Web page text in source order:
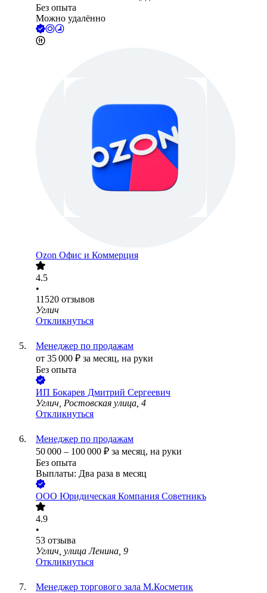
Без опыта
Можно удалённо
Ozon Офис и Коммерция
4.5
•
11520 отзывов
Углич
Откликнуться
Менеджер по продажам
от 35 000 ₽ за месяц, на руки
Без опыта
ИП Бокарев Дмитрий Сергеевич
Углич, Ростовская улица, 4
Откликнуться
Менеджер по продажам
50 000 – 100 000 ₽ за месяц, на руки
Без опыта
Выплаты: Два раза в месяц
ООО Юридическая Компания Советникъ
4.9
•
53 отзыва
Углич, улица Ленина, 9
Откликнуться
Менеджер торгового зала М.Косметик